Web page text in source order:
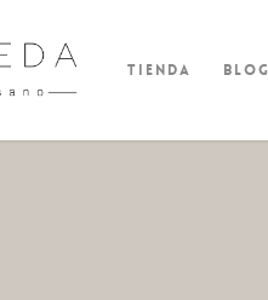
Tienda Blog